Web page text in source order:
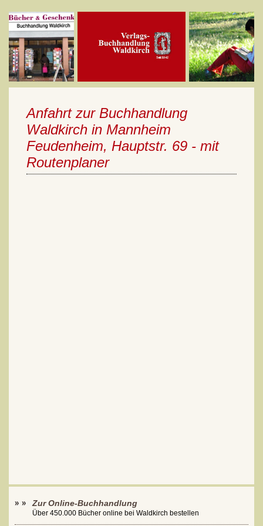
Anfahrt zur Buchhandlung
Waldkirch in Mannheim
Feudenheim, Hauptstr. 69 - mit
Routenplaner
Zur Online-Buchhandlung
Über 450.000 Bücher online bei Waldkirch bestellen